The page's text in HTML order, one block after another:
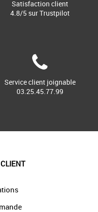
Satisfaction client
4.8/5 sur Trustpilot
Service client joignable
03.25.45.77.99